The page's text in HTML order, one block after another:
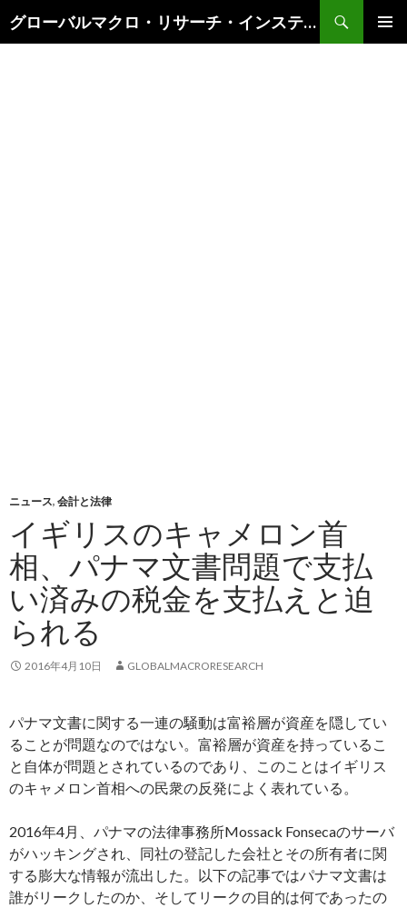
グローバルマクロ・リサーチ・インスティテュート
索
ニュース, 会計と法律
イギリスのキャメロン首
相、パナマ文書問題で支払
い済みの税金を支払えと迫
られる
2016年4月10日 GLOBALMACRORESEARCH
パナマ文書に関する一連の騒動は富裕層が資産を隠してい
ることが問題なのではない。富裕層が資産を持っているこ
と自体が問題とされているのであり、このことはイギリス
のキャメロン首相への民衆の反発によく表れている。
2016年4月、パナマの法律事務所Mossack Fonsecaのサーバ
がハッキングされ、同社の登記した会社とその所有者に関
する膨大な情報が流出した。以下の記事ではパナマ文書は
誰がリークしたのか、そしてリークの目的は何であったの